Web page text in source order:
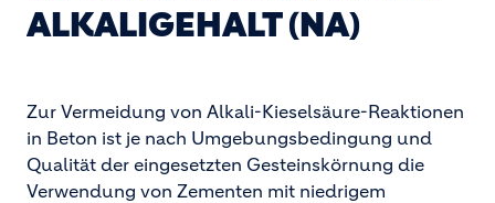
ALKALIGEHALT (NA)
Zur Vermeidung von Alkali-Kieselsäure-Reaktionen
in Beton ist je nach Umgebungsbedingung und
Qualität der eingesetzten Gesteinskörnung die
Verwendung von Zementen mit niedrigem